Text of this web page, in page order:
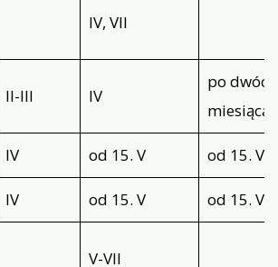
IV, VII
II-III IV
po dwóch
IV od 15. V od 15. V
IV od 15. V od 15. V
V-VII